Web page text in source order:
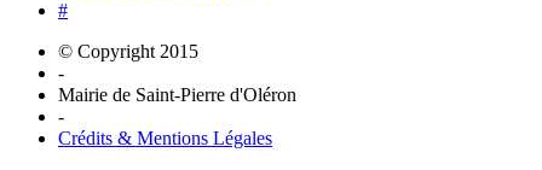
#
© Copyright 2015
-
Mairie de Saint-Pierre d'Oléron
-
Crédits & Mentions Légales